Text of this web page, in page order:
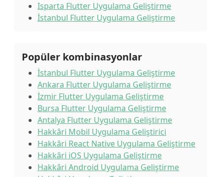
Isparta Flutter Uygulama Geliştirme
İstanbul Flutter Uygulama Geliştirme
Popüler kombinasyonlar
İstanbul Flutter Uygulama Geliştirme
Ankara Flutter Uygulama Geliştirme
İzmir Flutter Uygulama Geliştirme
Bursa Flutter Uygulama Geliştirme
Antalya Flutter Uygulama Geliştirme
Hakkâri Mobil Uygulama Geliştirici
Hakkâri React Native Uygulama Geliştirme
Hakkâri iOS Uygulama Geliştirme
Hakkâri Android Uygulama Geliştirme